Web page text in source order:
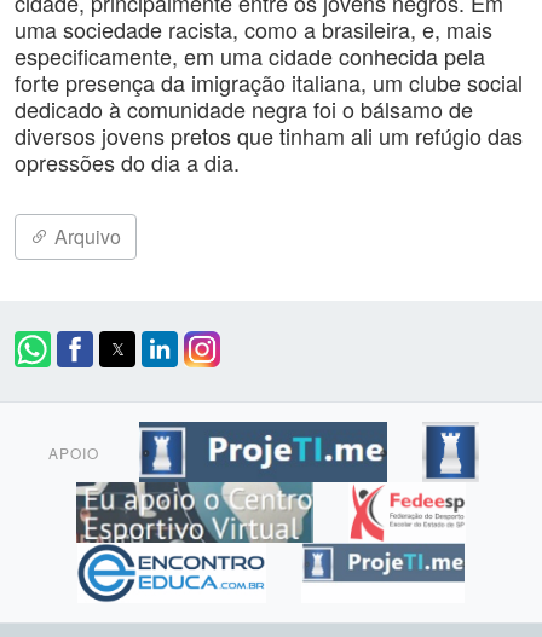
uma sociedade racista, como a brasileira, e, mais
especificamente, em uma cidade conhecida pela
forte presença da imigração italiana, um clube social
dedicado à comunidade negra foi o bálsamo de
diversos jovens pretos que tinham ali um refúgio das
opressões do dia a dia.
Arquivo
APOIO